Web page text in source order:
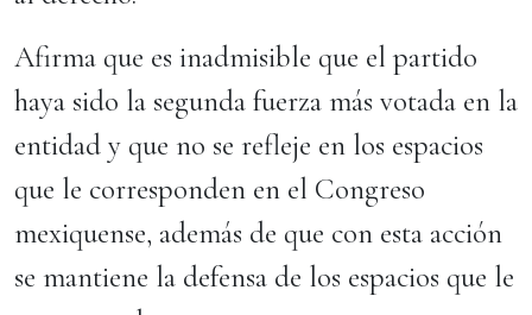
Afirma que es inadmisible que el partido
haya sido la segunda fuerza más votada en la
entidad y que no se refleje en los espacios
que le corresponden en el Congreso
mexiquense, además de que con esta acción
se mantiene la defensa de los espacios que le